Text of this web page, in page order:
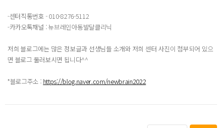
-센터직통번호 - 010-8276-5112
-카카오톡채널 : 뉴브레인아동발달클리닉
저희 블로그에는 많은 정보글과 선생님들 소개와 저희 센터 사진이 첨부되어 있으
면 블로그 둘러보시면 됩니다^^
*블로그주소 : https://blog.naver.com/newbrain2022